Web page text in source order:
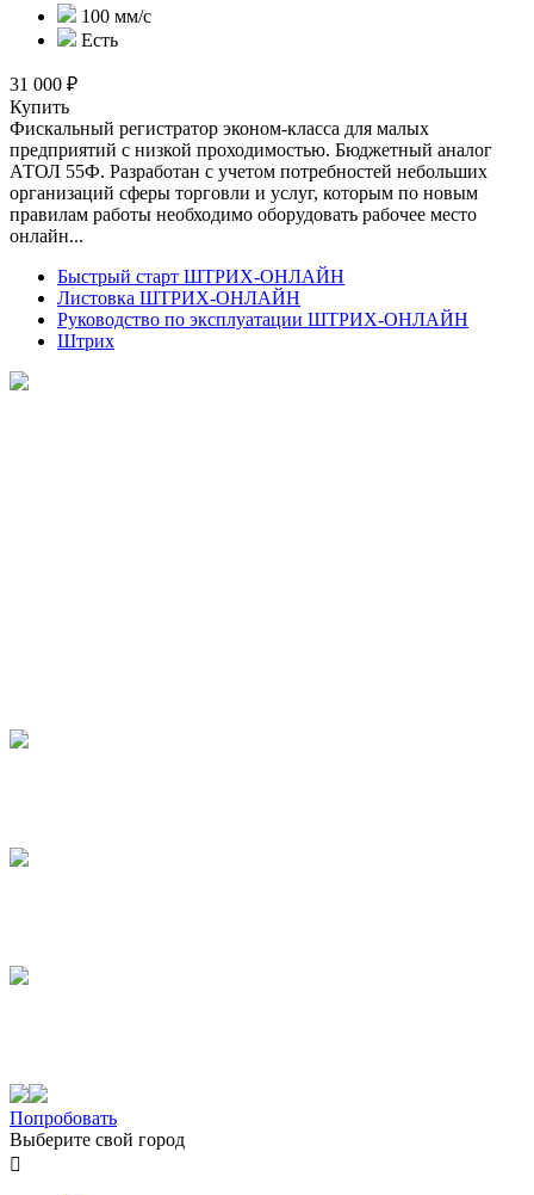
100 мм/с
Есть
31 000 ₽
Купить
Фискальный регистратор эконом-класса для малых
предприятий с низкой проходимостью. Бюджетный аналог
АТОЛ 55Ф. Разработан с учетом потребностей небольших
организаций сферы торговли и услуг, которым по новым
правилам работы необходимо оборудовать рабочее место
онлайн...
Быстрый старт ШТРИХ-ОНЛАЙН
Листовка ШТРИХ-ОНЛАЙН
Руководство по эксплуатации ШТРИХ-ОНЛАЙН
Штрих
Попробовать
Выберите свой город
